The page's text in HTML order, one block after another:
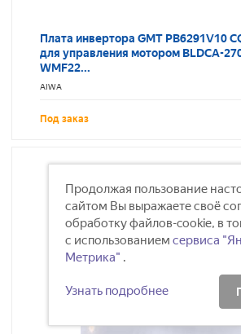
Плата инвертора GMT PB6291V10
для управления мотором BLDCA-
WMF22...
AIWA
Под заказ
Продолжая пользование
сайтом Вы выражаете своё
обработку файлов-cookie, в
с использованием сервиса
Метрика" .
Узнать подробнее